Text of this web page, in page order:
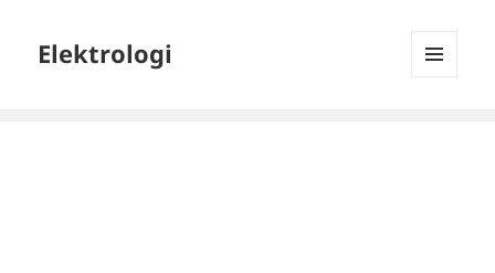
Elektrologi